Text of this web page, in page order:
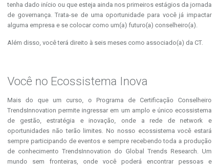
tenha dado início ou que esteja ainda nos primeiros estágios da jornada
de governança. Trata-se de uma oportunidade para você já impactar
alguma empresa e se colocar como um(a) futuro(a) conselheiro(a).
Além disso, você terá direito à seis meses como associado(a) da CT.
Você no Ecossistema Inova
Mais do que um curso, o Programa de Certificação Conselheiro
TrendsInnovation permite ingressar em um amplo e único ecossistema
de gestão, estratégia e inovação, onde a rede de network e
oportunidades não terão limites. No nosso ecossistema você estará
sempre participando de eventos e sempre recebendo toda a produção
de conhecimento TrendsInnovation do Global Trends Research. Um
mundo sem fronteiras, onde você poderá encontrar pessoas e